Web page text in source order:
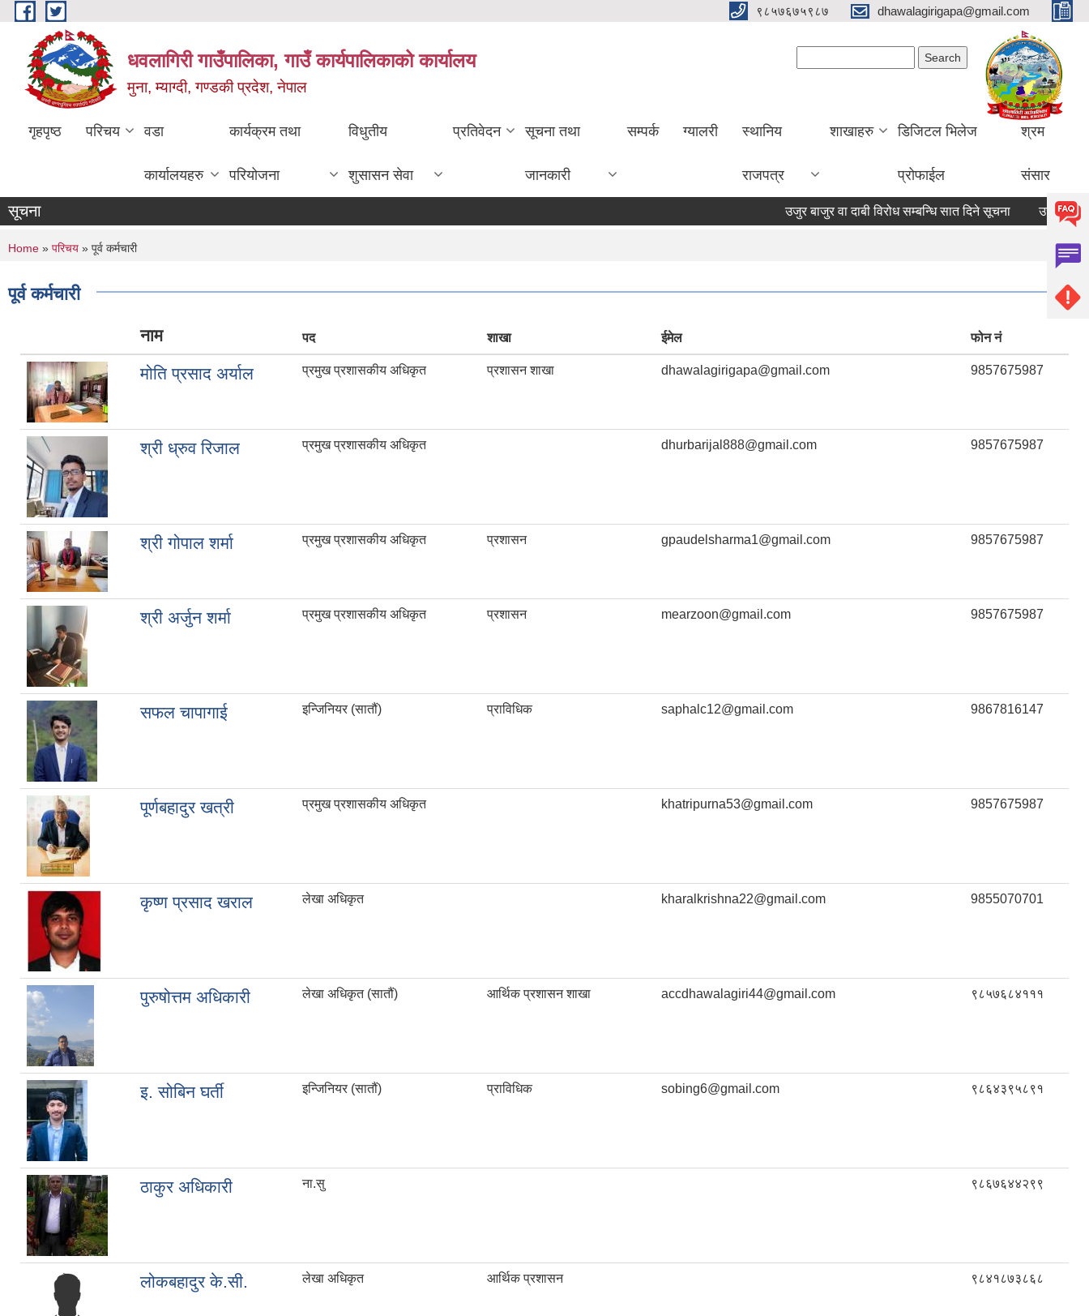
Skip to main content ९८५७६७५९८७ dhawalagirigapa@gmail.com
धवलागिरी गाउँपालिका, गाउँ कार्यपालिकाको कार्यालय
मुना, म्याग्दी, गण्डकी प्रदेश, नेपाल
गृहपृष्ठ परिचय वडा
कार्यालयहरु
कार्यक्रम तथा
परियोजना
विधुतीय
शुसासन सेवा
प्रतिवेदन सूचना तथा
जानकारी
सम्पर्क ग्यालरी स्थानिय
राजपत्र
शाखाहरु डिजिटल भिलेज
प्रोफाईल
श्रम
संसार
सूचना उजुर बाजुर वा दाबी विरोध सम्बन्धि सात दिने सूचना उजुर बाजुर वा
You are here
Home » परिचय » पूर्व कर्मचारी
पूर्व कर्मचारी
नाम पद शाखा ईमेल फोन नं
मोति प्रसाद अर्याल प्रमुख प्रशासकीय अधिकृत प्रशासन शाखा dhawalagirigapa@gmail.com 9857675987
श्री ध्रुव रिजाल प्रमुख प्रशासकीय अधिकृत dhurbarijal888@gmail.com 9857675987
श्री गोपाल शर्मा प्रमुख प्रशासकीय अधिकृत प्रशासन gpaudelsharma1@gmail.com 9857675987
श्री अर्जुन शर्मा प्रमुख प्रशासकीय अधिकृत प्रशासन mearzoon@gmail.com 9857675987
सफल चापागाई इन्जिनियर (सातौं) प्राविधिक saphalc12@gmail.com 9867816147
पूर्णबहादुर खत्री प्रमुख प्रशासकीय अधिकृत khatripurna53@gmail.com 9857675987
कृष्ण प्रसाद खराल लेखा अधिकृत kharalkrishna22@gmail.com 9855070701
पुरुषोत्तम अधिकारी लेखा अधिकृत (सातौं) आर्थिक प्रशासन शाखा accdhawalagiri44@gmail.com ९८५७६८४१११
इ. सोबिन घर्ती इन्जिनियर (सातौं) प्राविधिक sobing6@gmail.com ९८६४३९५८९१
ठाकुर अधिकारी ना.सु ९८६७६४४२९९
लोकबहादुर के.सी. लेखा अधिकृत आर्थिक प्रशासन ९८४१८७३८६८